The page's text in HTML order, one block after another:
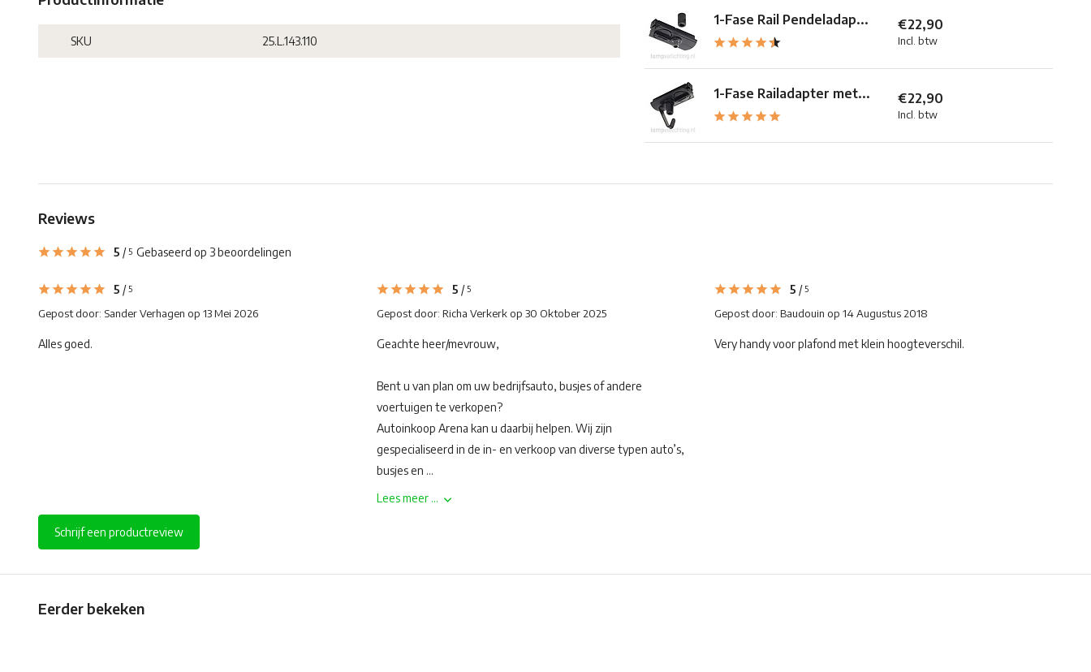
SKU 25.L.143.110
1-Fase Rail Pendeladap... €22,90
Incl. btw
1-Fase Railadapter met... €22,90
Incl. btw
Reviews
5 / 5 Gebaseerd op 3 beoordelingen
5 / 5
Gepost door: Sander Verhagen op 13 Mei 2026
Alles goed.
5 / 5
Gepost door: Richa Verkerkop 30 Oktober 2025
Geachte heer/mevrouw,
Bent u van plan om uw bedrijfsauto, busjes of andere
voertuigen te verkopen?
Autoinkoop Arena kan u daarbij helpen. Wij zijn
gespecialiseerd in de in- en verkoop van diverse typen auto’s,
busjes en ...
Lees meer ...
5 /5
Gepost door:Baudouin op 14 Augustus 2018
Very handy voor plafond met klein hoogteverschil.
Schrijf een productreview
Eerder bekeken